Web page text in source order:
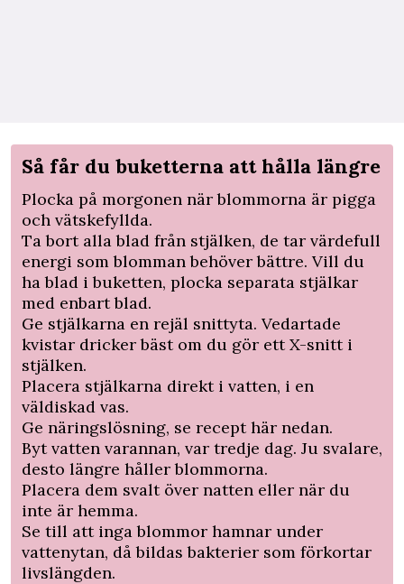
Så får du buketterna att hålla längre
Plocka på morgonen när blommorna är pigga
och vätskefyllda.
Ta bort alla blad från stjälken, de tar värdefull
­energi som blomman behöver bättre. Vill du
ha blad i buketten, plocka separata stjälkar
med enbart blad.
Ge stjälkarna en rejäl snittyta. Vedartade
kvistar dricker bäst om du gör ett X-snitt i
stjälken.
Placera stjälkarna direkt i vatten, i en
väldiskad vas.
Ge näringslösning, se recept här nedan.
Byt vatten varannan, var tredje dag. Ju svalare,
desto längre håller blommorna.
Placera dem svalt över natten eller när du
inte är hemma.
Se till att inga blommor hamnar under
vattenytan, då bildas bakterier som förkortar
livslängden.